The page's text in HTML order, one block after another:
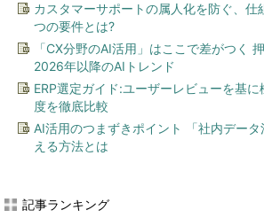
カスタマーサポートの属人化を防ぐ、仕
つの要件とは?
「CX分野のAI活用」はここで差がつく
2026年以降のAIトレンド
ERP選定ガイド:ユーザーレビューを基
度を徹底比較
AI活用のつまずきポイント 「社内デー
える方法とは
記事ランキング